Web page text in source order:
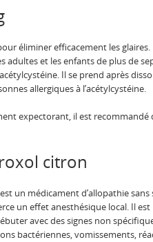
éliminer efficacement les
adultes et les enfants de plus de
Il se prend après
allergiques à l’acétylcystéine.
expectorant, il est
citron
un médicament d’allopathie
un effet anesthésique local. Il
avec des signes non
bactériennes, vomissements,